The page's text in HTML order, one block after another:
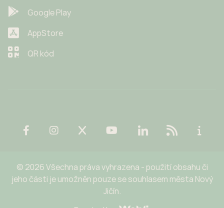
Google Play
AppStore
QR kód
© 2026 Všechna práva vyhrazena - použití obsahu či
jeho části je umožněn pouze se souhlasem města Nový
Jičín.